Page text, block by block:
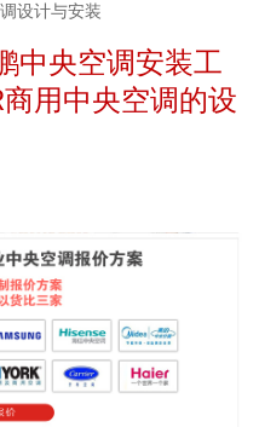
设计与安装
中央空调安装工
商用中央空调的设